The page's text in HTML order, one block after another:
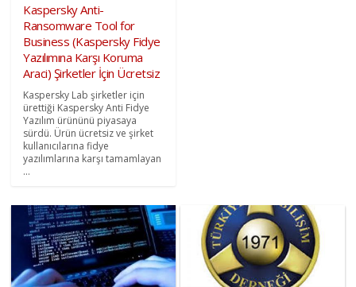
Kaspersky Anti-
Ransomware Tool for
Business (Kaspersky Fidye
Yazılımına Karşı Koruma
Araci) Şirketler İçin Ücretsiz
Kaspersky Lab şirketler için
ürettiği Kaspersky Anti Fidye
Yazılım ürününü piyasaya
sürdü. Ürün ücretsiz ve şirket
kullanıcılarına fidye
yazılımlarına karşı tamamlayan
...